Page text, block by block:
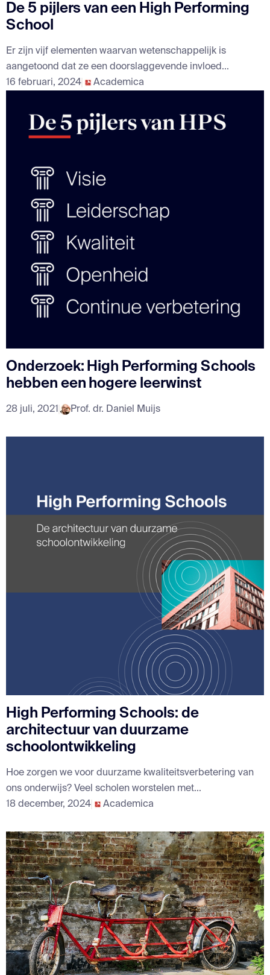
De 5 pijlers van een High Performing
School
Er zijn vijf elementen waarvan wetenschappelijk is
aangetoond dat ze een doorslaggevende invloed...
16 februari, 2024
Academica
Onderzoek: High Performing Schools
hebben een hogere leerwinst
28 juli, 2021 Prof. dr. Daniel Muijs
High Performing Schools: de
architectuur van duurzame
schoolontwikkeling
Hoe zorgen we voor duurzame kwaliteitsverbetering van
ons onderwijs? Veel scholen worstelen met...
18 december, 2024
Academica